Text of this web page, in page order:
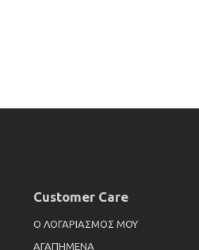
Customer Care
Ο ΛΟΓΑΡΙΑΣΜΟΣ ΜΟΥ
ΑΓΑΠΗΜΕΝΑ